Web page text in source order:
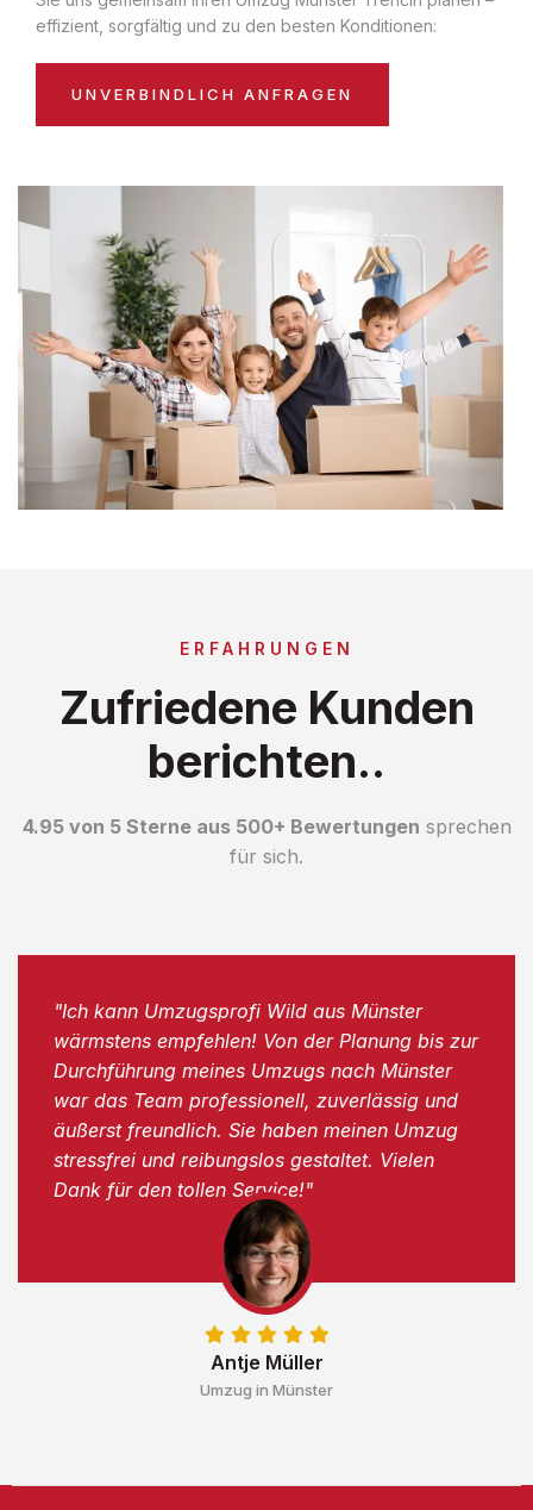
effizient, sorgfältig und zu den besten Konditionen:
UNVERBINDLICH ANFRAGEN
ERFAHRUNGEN
Zufriedene Kunden
berichten..
4.95 von 5 Sterne aus 500+ Bewertungen sprechen
für sich.
Antje Müller
Umzug in Münster
"Ich kann Umzugsprofi Wild aus Münster
wärmstens empfehlen! Von der Planung bis zur
Durchführung meines Umzugs nach Münster
war das Team professionell, zuverlässig und
äußerst freundlich. Sie haben meinen Umzug
stressfrei und reibungslos gestaltet. Vielen
Dank für den tollen Service!"